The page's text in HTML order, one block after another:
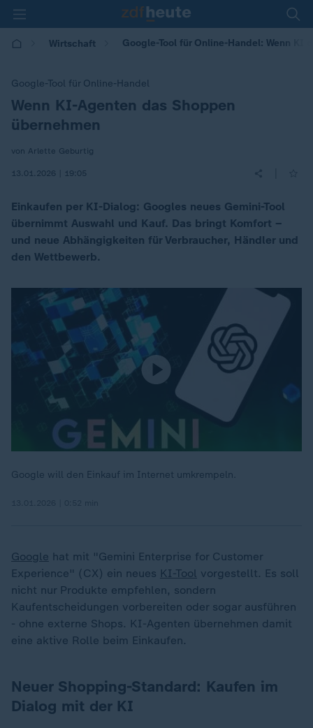
Wirtschaft Google-Tool für Online-Handel: Wenn KI
Google-Tool für Online-Handel
:
Wenn KI-Agenten das Shoppen
übernehmen
von Arlette Geburtig
13.01.2026 | 19:05
Einkaufen per KI-Dialog: Googles neues Gemini-Tool
übernimmt Auswahl und Kauf. Das bringt Komfort –
und neue Abhängigkeiten für Verbraucher, Händler und
den Wettbewerb.
Google will den Einkauf im Internet umkrempeln.
Google hat mit "Gemini Enterprise for Customer
Experience" (CX) ein neues KI-Tool vorgestellt. Es soll
nicht nur Produkte empfehlen, sondern
Kaufentscheidungen vorbereiten oder sogar ausführen
- ohne externe Shops. KI-Agenten übernehmen damit
eine aktive Rolle beim Einkaufen.
Neuer Shopping-Standard: Kaufen im
Dialog mit der KI